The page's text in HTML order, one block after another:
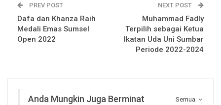
PREV POST
Dafa dan Khanza Raih
Medali Emas Sumsel
Open 2022
NEXT POST
Muhammad Fadly
Terpilih sebagai Ketua
Ikatan Uda Uni Sumbar
Periode 2022-2024
Semua
Anda Mungkin Juga Berminat